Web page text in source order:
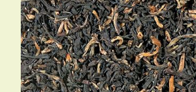
OPTIES SELECTEREN /